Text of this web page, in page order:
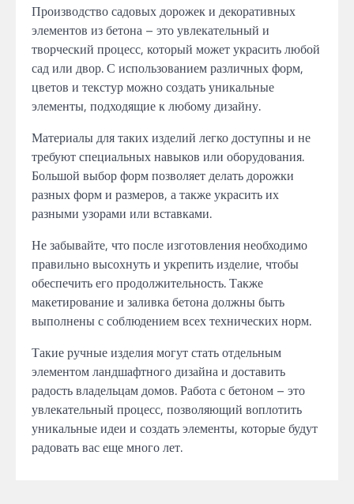
Производство садовых дорожек и декоративных
элементов из бетона – это увлекательный и
творческий процесс, который может украсить любой
сад или двор. С использованием различных форм,
цветов и текстур можно создать уникальные
элементы, подходящие к любому дизайну.
Материалы для таких изделий легко доступны и не
требуют специальных навыков или оборудования.
Большой выбор форм позволяет делать дорожки
разных форм и размеров, а также украсить их
разными узорами или вставками.
Не забывайте, что после изготовления необходимо
правильно высохнуть и укрепить изделие, чтобы
обеспечить его продолжительность. Также
макетирование и заливка бетона должны быть
выполнены с соблюдением всех технических норм.
Такие ручные изделия могут стать отдельным
элементом ландшафтного дизайна и доставить
радость владельцам домов. Работа с бетоном – это
увлекательный процесс, позволяющий воплотить
уникальные идеи и создать элементы, которые будут
радовать вас еще много лет.